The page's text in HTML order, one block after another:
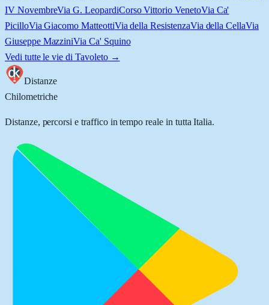
IV NovembreVia G. LeopardiCorso Vittorio VenetoVia Ca'
PicilloVia Giacomo MatteottiVia della ResistenzaVia della CellaVia
Giuseppe MazziniVia Ca' Squino
Vedi tutte le vie di Tavoleto→
Distanze
Chilometriche
Distanze, percorsi e traffico in tempo reale in tutta Italia.